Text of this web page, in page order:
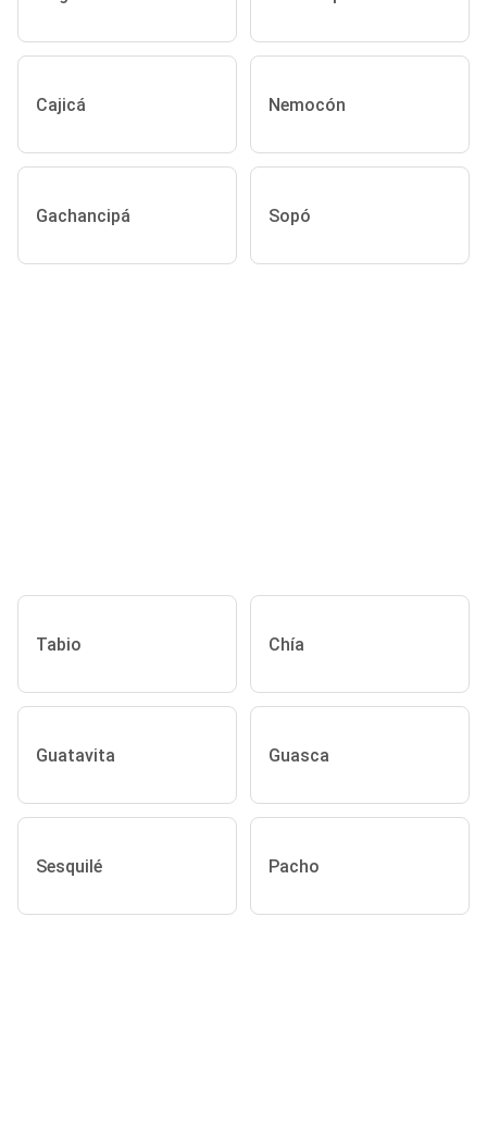
Cajicá Nemocón
Gachancipá Sopó
Tabio Chía
Guatavita Guasca
Sesquilé Pacho